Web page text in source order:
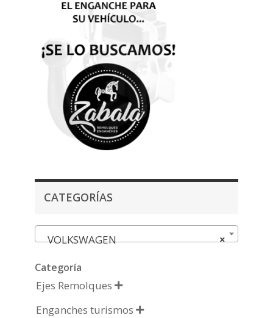
CATEGORÍAS
×
VOLKSWAGEN
Categoría
Ejes Remolques 
Enganches turismos 